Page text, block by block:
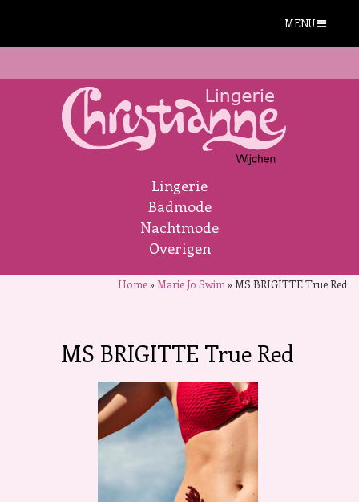
MENU
Lingerie
Badmode
Nachtmode
Overigen
Home» Marie Jo Swim » MS BRIGITTE True Red
MS BRIGITTE True Red